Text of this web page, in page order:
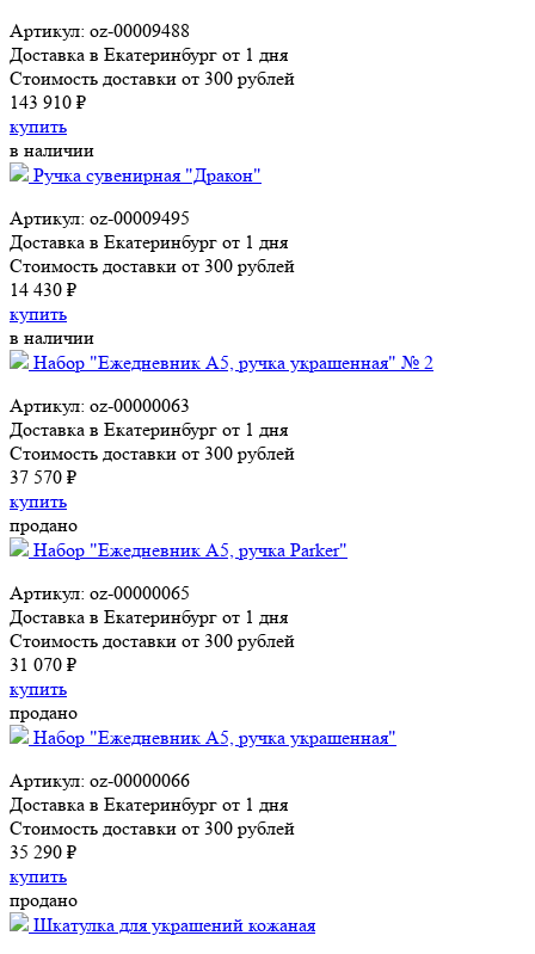
Артикул: oz-00009488
Доставка в Екатеринбург от 1 дня
Стоимость доставки от 300 рублей
143 910 ₽
купить
в наличии
Ручка сувенирная "Дракон"
Артикул: oz-00009495
Доставка в Екатеринбург от 1 дня
Стоимость доставки от 300 рублей
14 430 ₽
купить
в наличии
Набор "Ежедневник А5, ручка украшенная" № 2
Артикул: oz-00000063
Доставка в Екатеринбург от 1 дня
Стоимость доставки от 300 рублей
37 570 ₽
купить
продано
Набор "Ежедневник А5, ручка Parker"
Артикул: oz-00000065
Доставка в Екатеринбург от 1 дня
Стоимость доставки от 300 рублей
31 070 ₽
купить
продано
Набор "Ежедневник А5, ручка украшенная"
Артикул: oz-00000066
Доставка в Екатеринбург от 1 дня
Стоимость доставки от 300 рублей
35 290 ₽
купить
продано
Шкатулка для украшений кожаная